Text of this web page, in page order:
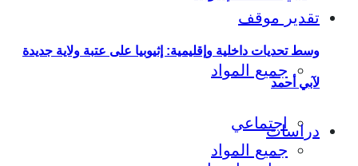
تقدير موقف
جميع المواد
اجتماعي
وسط تحديات داخلية وإقليمية: إثيوبيا على عتبة ولاية جديدة
لآبي أحمد
دراسات
جميع المواد